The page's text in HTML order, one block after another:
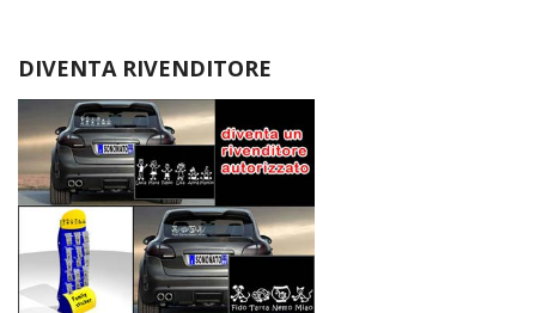
DIVENTA RIVENDITORE